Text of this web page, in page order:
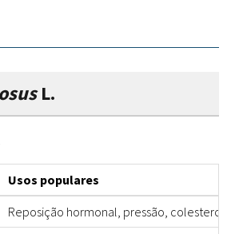
L.
Usos populares
Reposição hormonal, pressão,